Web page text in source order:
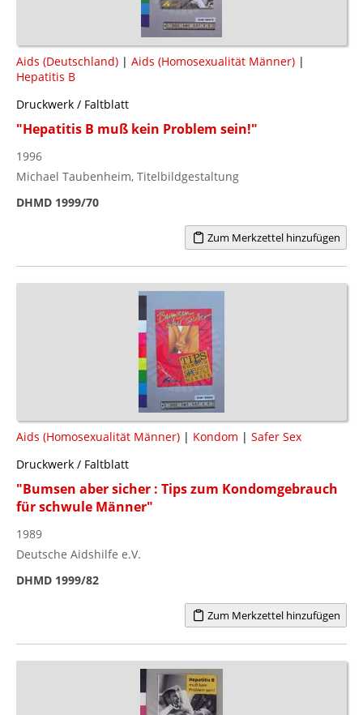
Aids (Deutschland) | Aids (Homosexualität Männer) |
Hepatitis B
Druckwerk / Faltblatt
"Hepatitis B muß kein Problem sein!"
1996
Michael Taubenheim, Titelbildgestaltung
DHMD 1999/70
Zum Merkzettel hinzufügen
Aids (Homosexualität Männer) | Kondom | Safer Sex
Druckwerk / Faltblatt
"Bumsen aber sicher : Tips zum Kondomgebrauch
für schwule Männer"
1989
Deutsche Aidshilfe e.V.
DHMD 1999/82
Zum Merkzettel hinzufügen